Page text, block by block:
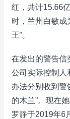
红，共计15.66
时，兰州白敏成
王”。
在发出的警告信
公司实际控制人
办法分别收到警
的木兰”。现在
罗静于2019年6